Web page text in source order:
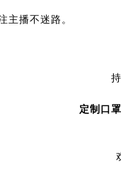
主播不迷路。
定制口